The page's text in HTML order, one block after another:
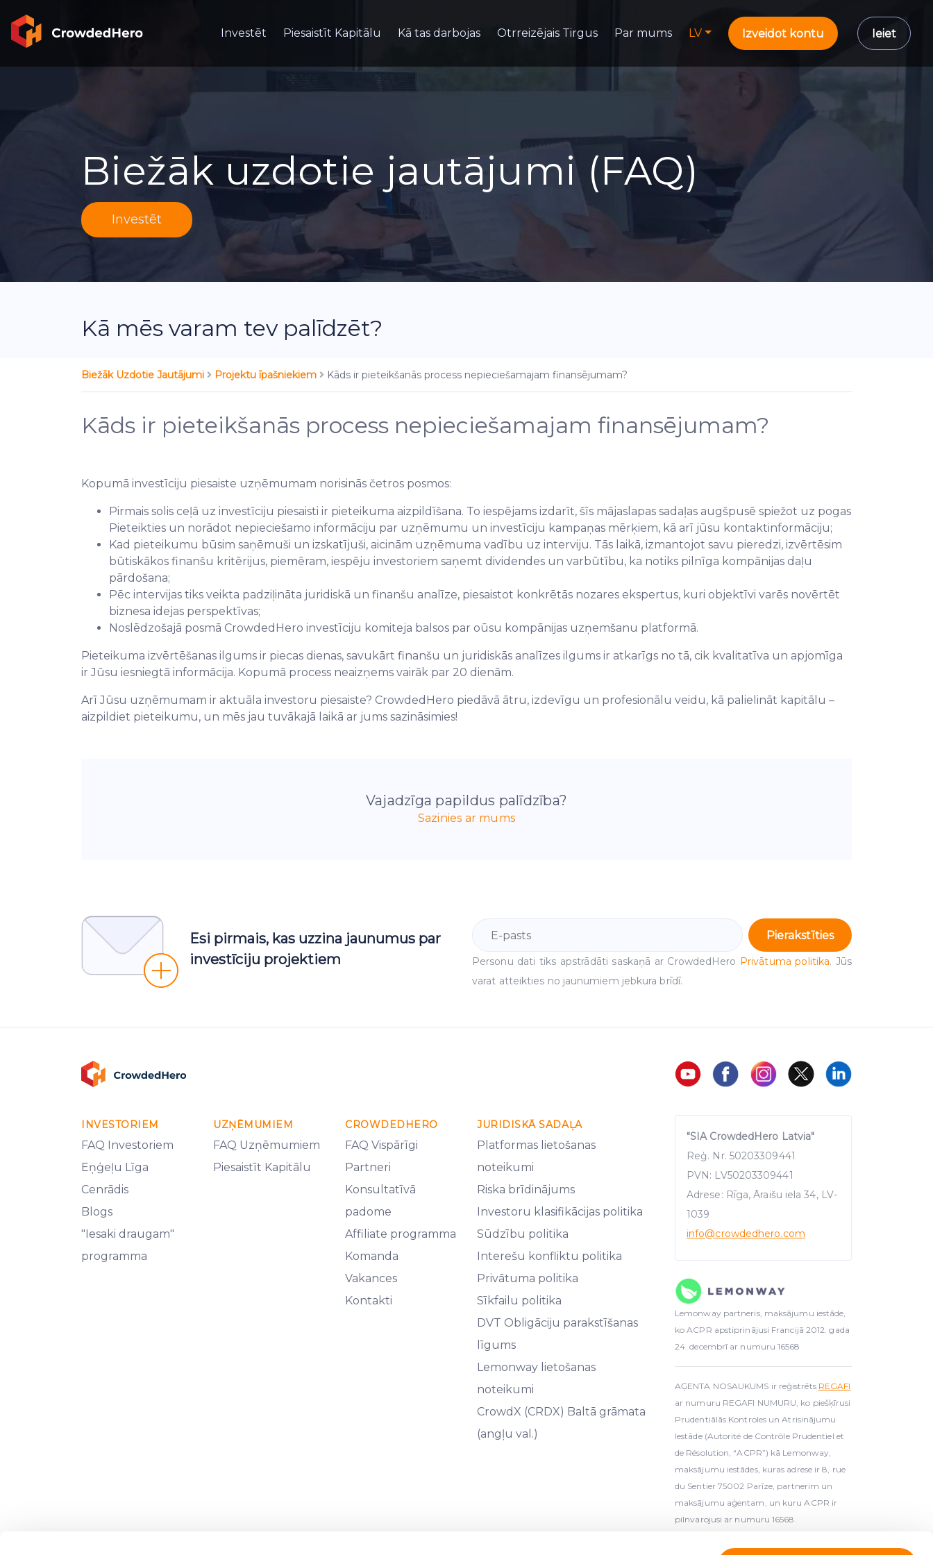
Investēt Piesaistīt Kapitālu Kā tas darbojas Otrreizējais Tirgus Par mums LV Izveidot kontu Ieiet
Biežāk uzdotie jautājumi (FAQ)
Investēt
Kā mēs varam tev palīdzēt?
Biežāk Uzdotie Jautājumi Projektu īpašniekiem Kāds ir pieteikšanās process nepieciešamajam finansējumam?
Kāds ir pieteikšanās process nepieciešamajam finansējumam?
Kopumā investīciju piesaiste uzņēmumam norisinās četros posmos:
Pirmais solis ceļā uz investīciju piesaisti ir pieteikuma aizpildīšana. To iespējams izdarīt, šīs mājaslapas sadaļas augšpusē spiežot uz pogas
Pieteikties un norādot nepieciešamo informāciju par uzņēmumu un investīciju kampaņas mērķiem, kā arī jūsu kontaktinformāciju;
Kad pieteikumu būsim saņēmuši un izskatījuši, aicinām uzņēmuma vadību uz interviju. Tās laikā, izmantojot savu pieredzi, izvērtēsim
būtiskākos finanšu kritērijus, piemēram, iespēju investoriem saņemt dividendes un varbūtību, ka notiks pilnīga kompānijas daļu
pārdošana;
Pēc intervijas tiks veikta padziļināta juridiskā un finanšu analīze, piesaistot konkrētās nozares ekspertus, kuri objektīvi varēs novērtēt
biznesa idejas perspektīvas;
Noslēdzošajā posmā CrowdedHero investīciju komiteja balsos par оūsu kompānijas uzņemšanu platformā.
Pieteikuma izvērtēšanas ilgums ir piecas dienas, savukārt finanšu un juridiskās analīzes ilgums ir atkarīgs no tā, cik kvalitatīva un apjomīga
ir Jūsu iesniegtā informācija. Kopumā process neaizņems vairāk par 20 dienām.
Arī Jūsu uzņēmumam ir aktuāla investoru piesaiste? CrowdedHero piedāvā ātru, izdevīgu un profesionālu veidu, kā palielināt kapitālu –
aizpildiet pieteikumu, un mēs jau tuvākajā laikā ar jums sazināsimies!
Vajadzīga papildus palīdzība?
Sazinies ar mums
Esi pirmais, kas uzzina jaunumus par
investīciju projektiem
Pierakstīties
Personu dati tiks apstrādāti saskaņā ar CrowdedHero Privātuma politika. Jūs
varat atteikties no jaunumiem jebkura brīdī.
INVESTORIEM
FAQ Investoriem
Eņģeļu Līga
Cenrādis
Blogs
"Iesaki draugam"
programma
UZŅĒMUMIEM
FAQ Uzņēmumiem
Piesaistīt Kapitālu
CROWDEDHERO
FAQ Vispārīgi
Partneri
Konsultatīvā
padome
Affiliate programma
Komanda
Vakances
Kontakti
JURIDISKĀ SADAĻA
Platformas lietošanas
noteikumi
Riska brīdinājums
Investoru klasifikācijas politika
Sūdzību politika
Interešu konfliktu politika
Privātuma politika
Sīkfailu politika
DVT Obligāciju parakstīšanas
līgums
Lemonway lietošanas
noteikumi
CrowdX (CRDX) Baltā grāmata
(angļu val.)
"SIA CrowdedHero Latvia"
Reģ. Nr. 50203309441
PVN: LV50203309441
Adrese: Rīga, Āraišu iela 34, LV-
1039
info@crowdedhero.com
Lemonway partneris, maksājumu iestāde,
ko ACPR apstiprinājusi Francijā 2012. gada
24. decembrī ar numuru 16568
AĢENTA NOSAUKUMS ir reģistrēts REGAFI
ar numuru REGAFI NUMURU, ko piešķīrusi
Prudentiālās Kontroles un Atrisinājumu
Iestāde (Autorité de Contrôle Prudentiel et
de Résolution, “ACPR”) kā Lemonway,
maksājumu iestādes, kuras adrese ir 8, rue
du Sentier 75002 Parīze, partnerim un
maksājumu aģentam, un kuru ACPR ir
pilnvarojusi ar numuru 16568.